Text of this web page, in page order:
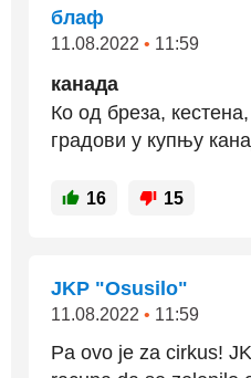
блаф
11.08.2022 • 11:59
канада
Ко од бреза,
градови у купњу
16 15
JKP "Osusilo"
11.08.2022 • 11:59
Pa ovo je za cirkus!